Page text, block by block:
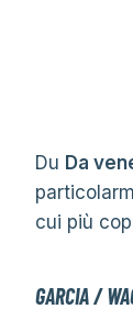
Du Da
cui più
GARCIA /